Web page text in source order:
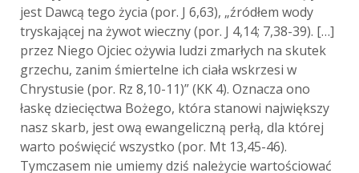
jest Dawcą tego życia (por. J 6,63), „źródłem wody
tryskającej na żywot wieczny (por. J 4,14; 7,38-39). […]
przez Niego Ojciec ożywia ludzi zmarłych na skutek
grzechu, zanim śmiertelne ich ciała wskrzesi w
Chrystusie (por. Rz 8,10-11)” (KK 4). Oznacza ono
łaskę dziecięctwa Bożego, która stanowi największy
nasz skarb, jest ową ewangeliczną perłą, dla której
warto poświęcić wszystko (por. Mt 13,45-46).
Tymczasem nie umiemy dziś należycie wartościować